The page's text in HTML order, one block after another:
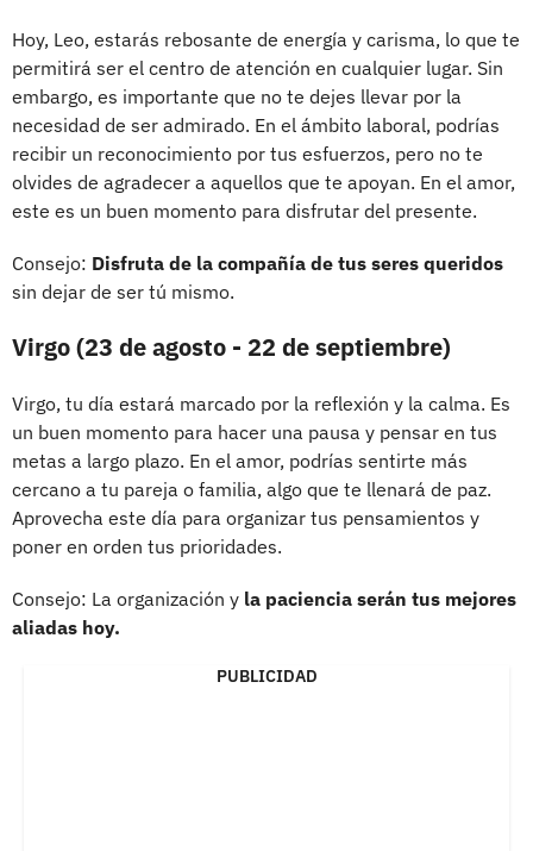
Hoy, Leo, estarás rebosante de energía y carisma, lo que te
permitirá ser el centro de atención en cualquier lugar. Sin
embargo, es importante que no te dejes llevar por la
necesidad de ser admirado. En el ámbito laboral, podrías
recibir un reconocimiento por tus esfuerzos, pero no te
olvides de agradecer a aquellos que te apoyan. En el amor,
este es un buen momento para disfrutar del presente.
Consejo: Disfruta de la compañía de tus seres queridos
sin dejar de ser tú mismo.
Virgo (23 de agosto - 22 de septiembre)
Virgo, tu día estará marcado por la reflexión y la calma. Es
un buen momento para hacer una pausa y pensar en tus
metas a largo plazo. En el amor, podrías sentirte más
cercano a tu pareja o familia, algo que te llenará de paz.
Aprovecha este día para organizar tus pensamientos y
poner en orden tus prioridades.
Consejo: La organización y la paciencia serán tus mejores
aliadas hoy.
PUBLICIDAD